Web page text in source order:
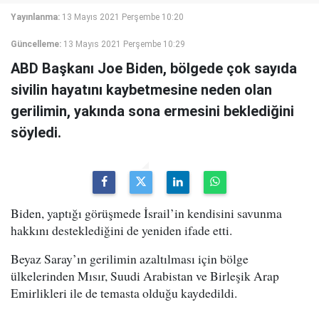
Yayınlanma: 13 Mayıs 2021 Perşembe 10:20
Güncelleme: 13 Mayıs 2021 Perşembe 10:29
ABD Başkanı Joe Biden, bölgede çok sayıda
sivilin hayatını kaybetmesine neden olan
gerilimin, yakında sona ermesini beklediğini
söyledi.
Biden, yaptığı görüşmede İsrail’in kendisini savunma
hakkını desteklediğini de yeniden ifade etti.
Beyaz Saray’ın gerilimin azaltılması için bölge
ülkelerinden Mısır, Suudi Arabistan ve Birleşik Arap
Emirlikleri ile de temasta olduğu kaydedildi.